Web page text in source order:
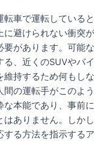
転車で運転している
に避けられない衝突
要があります。可能
る、近くのSUVやバ
維持するため何もし
間の運転手がこのよ
な本能であり、事前
はありません。しか
する方法を指示する